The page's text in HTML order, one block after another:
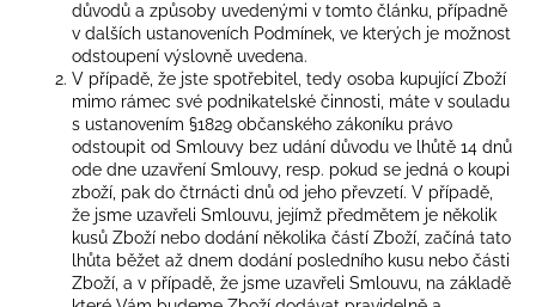
důvodů a způsoby uvedenými v tomto článku, případně
v dalších ustanoveních Podmínek, ve kterých je možnost
odstoupení výslovně uvedena.
V případě, že jste spotřebitel, tedy osoba kupující Zboží
mimo rámec své podnikatelské činnosti, máte v souladu
s ustanovením §1829 občanského zákoníku právo
odstoupit od Smlouvy bez udání důvodu ve lhůtě 14 dnů
ode dne uzavření Smlouvy, resp. pokud se jedná o koupi
zboží, pak do čtrnácti dnů od jeho převzetí. V případě,
že jsme uzavřeli Smlouvu, jejímž předmětem je několik
kusů Zboží nebo dodání několika částí Zboží, začíná tato
lhůta běžet až dnem dodání posledního kusu nebo části
Zboží, a v případě, že jsme uzavřeli Smlouvu, na základě